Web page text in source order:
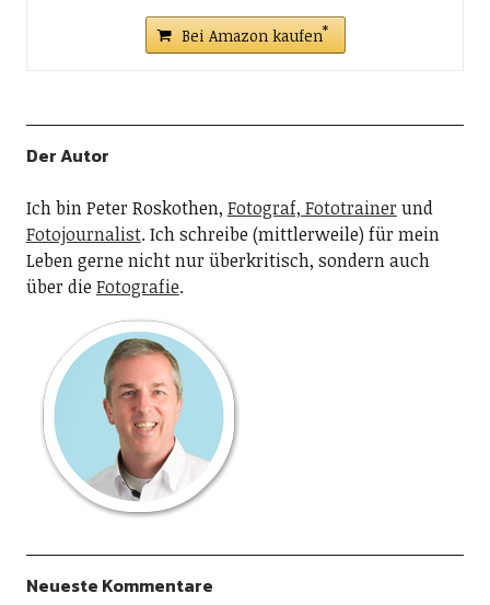
Bei Amazon kaufen
Der Autor
Ich bin Peter Roskothen, Fotograf, Fototrainer und
Fotojournalist. Ich schreibe (mittlerweile) für mein
Leben gerne nicht nur überkritisch, sondern auch
über dieFotografie.
Neueste Kommentare